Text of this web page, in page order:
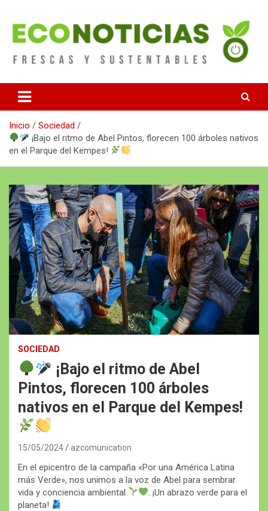
contenido
Econoticias
Inicio
Sociedad
¡Bajo el ritmo de Abel Pintos, florecen 100 árboles nativos
en el Parque del Kempes!
SOCIEDAD
¡Bajo el ritmo de Abel
Pintos, florecen 100 árboles
nativos en el Parque del Kempes!
15/05/2024 azcomunication
En el epicentro de la campaña «Por una América Latina
más Verde», nos unimos a la voz de Abel para sembrar
vida y conciencia ambiental
. ¡Un abrazo verde para el
planeta!